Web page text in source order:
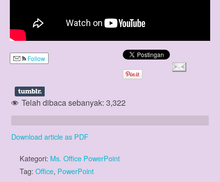
Follow
Telah dibaca sebanyak: 3,322
Download article as PDF
Kategori: Ms. Office PowerPoint
Tag: Office, PowerPoint